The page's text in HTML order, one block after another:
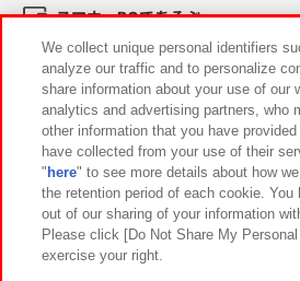
スマホ・PCであそぶ
イベント・キャンペーン
関連会社 サステナビリティ
プライバシーポリシー ウェブアクセシ
お取引先さまとともに
We collect unique personal identifiers
analyze our traffic and to personalize
share information about your use of our
analytics and advertising partners, who
other information that you have
have collected from your use of their
" here" to see more details about how
the retention period of each cookie.
out of our sharing of your information
Please click [Do Not Share My
exercise your right.